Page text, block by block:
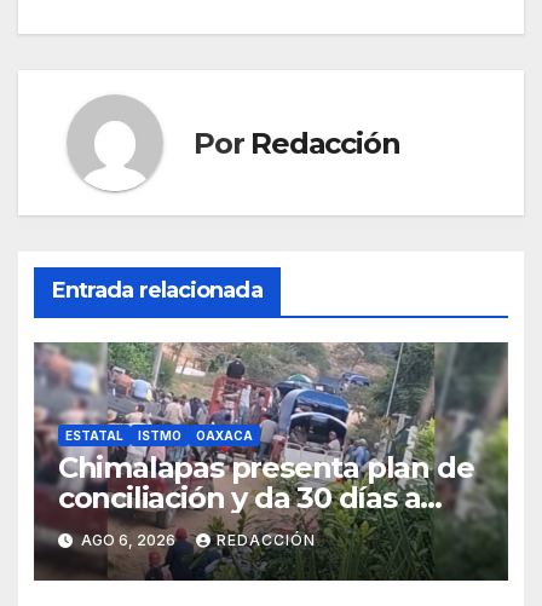
Por Redacción
Entrada relacionada
ESTATAL ISTMO OAXACA
Chimalapas presenta plan de
conciliación y da 30 días a
ejidos chiapanecos para
definir situación territorial
AGO 6, 2026 REDACCIÓN